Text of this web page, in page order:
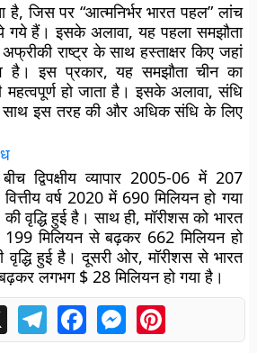
है, जिस पर “आत्मनिर्भर भारत पहल” लांच
गये हैं। इसके अलावा, यह पहला समझौता
राष्ट्र के साथ हस्ताक्षर किए जहां
है। इस प्रकार, यह समझौता चीन का
हो जाता है। इसके अलावा, संधि
साथ इस तरह की और अधिक संधि के लिए
द्विपक्षीय व्यापार 2005-06 में 207
वर्ष 2020 में 690 मिलियन हो गया
वृद्धि हुई है। साथ ही, मॉरीशस को भारत
199 मिलियन से बढ़कर 662 मिलियन हो
हुई है। दूसरी ओर, मॉरीशस से भारत
लगभग $ 28 मिलियन हो गया है।
X TelegramFacebookMessengerPinterest